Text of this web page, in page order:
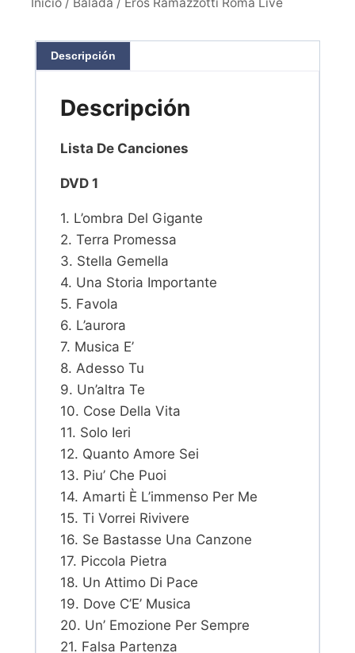
Descripción
Descripción
Lista De Canciones
DVD 1
1. L’ombra Del Gigante
2. Terra Promessa
3. Stella Gemella
4. Una Storia Importante
5. Favola
6. L’aurora
7. Musica E’
8. Adesso Tu
9. Un’altra Te
10. Cose Della Vita
11. Solo Ieri
12. Quanto Amore Sei
13. Piu’ Che Puoi
14. Amarti È L’immenso Per Me
15. Ti Vorrei Rivivere
16. Se Bastasse Una Canzone
17. Piccola Pietra
18. Un Attimo Di Pace
19. Dove C’E’ Musica
20. Un’ Emozione Per Sempre
21. Falsa Partenza